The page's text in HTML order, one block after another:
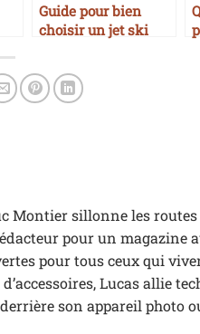
Guide pour bien
choisir un jet ski
Montier sillonne les
pour un magazine
pour tous ceux qui
Lucas allie
son appareil photo